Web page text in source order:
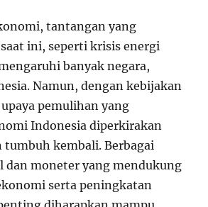
tantangan yang
ini, seperti krisis energi
banyak negara,
Namun, dengan kebijakan
pemulihan yang
Indonesia diperkirakan
tumbuh kembali. Berbagai
dan moneter yang mendukung
serta peningkatan